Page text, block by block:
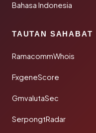
Bahasa Indonesia
TAUTAN SAHABAT
RamacommWhois
FxgeneScore
GmvalutaSec
SerpongtRadar